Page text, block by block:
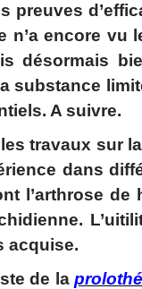
preuves
n’a encore vu
désormais
substance
A suivre.
travaux sur
dans
l’arthrose de
acquise.
de la